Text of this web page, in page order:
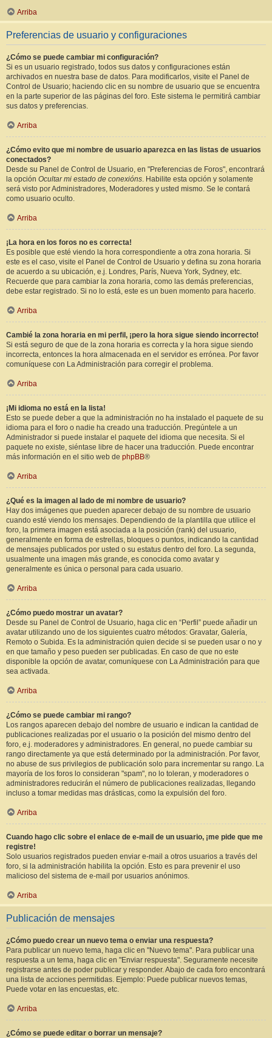
Arriba
Preferencias de usuario y configuraciones
¿Cómo se puede cambiar mi configuración?
Si es un usuario registrado, todos sus datos y configuraciones están
archivados en nuestra base de datos. Para modificarlos, visite el Panel de
Control de Usuario; haciendo clic en su nombre de usuario que se encuentra
en la parte superior de las páginas del foro. Este sistema le permitirá cambiar
sus datos y preferencias.
Arriba
¿Cómo evito que mi nombre de usuario aparezca en las listas de usuarios
conectados?
Desde su Panel de Control de Usuario, en "Preferencias de Foros", encontrará
la opción Ocultar mi estado de conexións. Habilite esta opción y solamente
será visto por Administradores, Moderadores y usted mismo. Se le contará
como usuario oculto.
Arriba
¡La hora en los foros no es correcta!
Es posible que esté viendo la hora correspondiente a otra zona horaria. Si
este es el caso, visite el Panel de Control de Usuario y defina su zona horaria
de acuerdo a su ubicación, e.j. Londres, París, Nueva York, Sydney, etc.
Recuerde que para cambiar la zona horaria, como las demás preferencias,
debe estar registrado. Si no lo está, este es un buen momento para hacerlo.
Arriba
Cambié la zona horaria en mi perfil, ¡pero la hora sigue siendo incorrecto!
Si está seguro de que de la zona horaria es correcta y la hora sigue siendo
incorrecta, entonces la hora almacenada en el servidor es errónea. Por favor
comuníquese con La Administración para corregir el problema.
Arriba
¡Mi idioma no está en la lista!
Esto se puede deber a que la administración no ha instalado el paquete de su
idioma para el foro o nadie ha creado una traducción. Pregúntele a un
Administrador si puede instalar el paquete del idioma que necesita. Si el
paquete no existe, siéntase libre de hacer una traducción. Puede encontrar
más información en el sitio web de phpBB®
Arriba
¿Qué es la imagen al lado de mi nombre de usuario?
Hay dos imágenes que pueden aparecer debajo de su nombre de usuario
cuando esté viendo los mensajes. Dependiendo de la plantilla que utilice el
foro, la primera imagen está asociada a la posición (rank) del usuario,
generalmente en forma de estrellas, bloques o puntos, indicando la cantidad
de mensajes publicados por usted o su estatus dentro del foro. La segunda,
usualmente una imagen más grande, es conocida como avatar y
generalmente es única o personal para cada usuario.
Arriba
¿Cómo puedo mostrar un avatar?
Desde su Panel de Control de Usuario, haga clic en “Perfil” puede añadir un
avatar utilizando uno de los siguientes cuatro métodos: Gravatar, Galería,
Remoto o Subida. Es la administración quien decide si se pueden usar o no y
en que tamaño y peso pueden ser publicadas. En caso de que no este
disponible la opción de avatar, comuníquese con La Administración para que
sea activada.
Arriba
¿Cómo se puede cambiar mi rango?
Los rangos aparecen debajo del nombre de usuario e indican la cantidad de
publicaciones realizadas por el usuario o la posición del mismo dentro del
foro, e.j. moderadores y administradores. En general, no puede cambiar su
rango directamente ya que está determinado por la administración. Por favor,
no abuse de sus privilegios de publicación solo para incrementar su rango. La
mayoría de los foros lo consideran "spam", no lo toleran, y moderadores o
administradores reducirán el número de publicaciones realizadas, llegando
incluso a tomar medidas mas drásticas, como la expulsión del foro.
Arriba
Cuando hago clic sobre el enlace de e-mail de un usuario, ¡me pide que me
registre!
Solo usuarios registrados pueden enviar e-mail a otros usuarios a través del
foro, si la administración habilita la opción. Esto es para prevenir el uso
malicioso del sistema de e-mail por usuarios anónimos.
Arriba
Publicación de mensajes
¿Cómo puedo crear un nuevo tema o enviar una respuesta?
Para publicar un nuevo tema, haga clic en "Nuevo tema". Para publicar una
respuesta a un tema, haga clic en "Enviar respuesta". Seguramente necesite
registrarse antes de poder publicar y responder. Abajo de cada foro encontrará
una lista de acciones permitidas. Ejemplo: Puede publicar nuevos temas,
Puede votar en las encuestas, etc.
Arriba
¿Cómo se puede editar o borrar un mensaje?